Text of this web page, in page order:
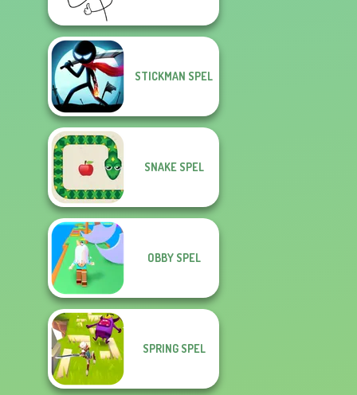
STICKMAN SPEL
SNAKE SPEL
OBBY SPEL
SPRING SPEL